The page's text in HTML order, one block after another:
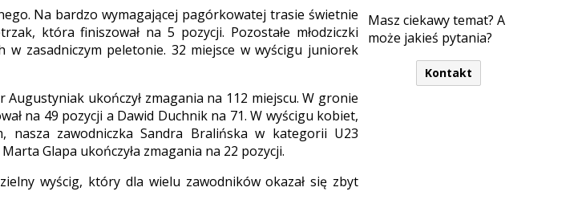
Masz ciekawy temat? A
może jakieś pytania?
Kontakt
Na bardzo wymagającej pagórkowatej trasie świetnie
która finiszował na 5 pozycji. Pozostałe młodziczki
w zasadniczym peletonie. 32 miejsce w wyścigu juniorek
Augustyniak ukończył zmagania na 112 miejscu. W gronie
na 49 pozycji a Dawid Duchnik na 71. W wyścigu kobiet,
nasza zawodniczka Sandra Bralińska w kategorii U23
Glapa ukończyła zmagania na 22 pozycji.
wyścig, który dla wielu zawodników okazał się zbyt